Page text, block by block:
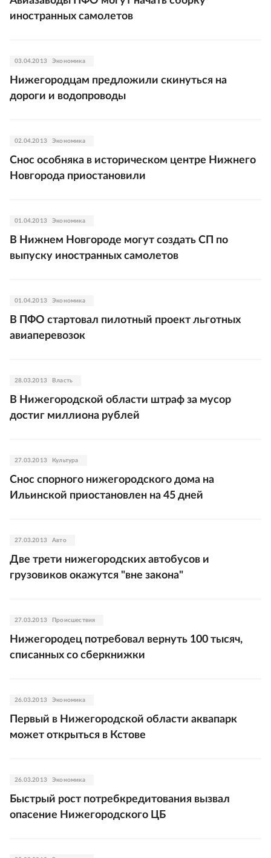
иностранных самолетов
03.04.2013 Экономика
Нижегородцам предложили скинуться на
дороги и водопроводы
02.04.2013 Экономика
Снос особняка в историческом центре Нижнего
Новгорода приостановили
01.04.2013 Экономика
В Нижнем Новгороде могут создать СП по
выпуску иностранных самолетов
01.04.2013 Экономика
В ПФО стартовал пилотный проект льготных
авиаперевозок
28.03.2013 Власть
В Нижегородской области штраф за мусор
достиг миллиона рублей
27.03.2013 Культура
Снос спорного нижегородского дома на
Ильинской приостановлен на 45 дней
27.03.2013 Авто
Две трети нижегородских автобусов и
грузовиков окажутся "вне закона"
27.03.2013 Происшествия
Нижегородец потребовал вернуть 100 тысяч,
списанных со сберкнижки
26.03.2013 Экономика
Первый в Нижегородской области аквапарк
может открыться в Кстове
26.03.2013 Экономика
Быстрый рост потребкредитования вызвал
опасение Нижегородского ЦБ